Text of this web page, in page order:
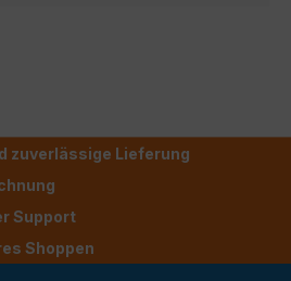
zuverlässige Lieferung
Support
Shoppen